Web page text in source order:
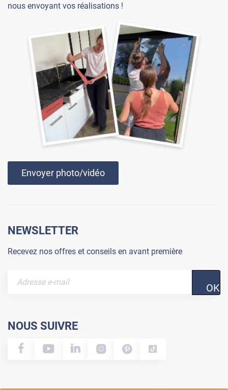
nous envoyant vos réalisations !
Envoyer photo/vidéo
NEWSLETTER
Recevez nos offres et conseils en avant première
OK
NOUS SUIVRE